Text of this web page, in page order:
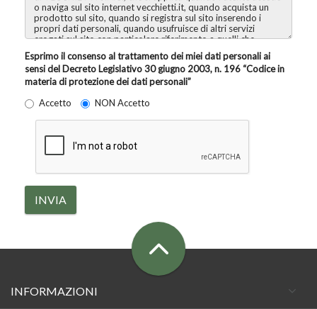
Esprimo il consenso al trattamento dei miei dati personali ai
sensi del Decreto Legislativo 30 giugno 2003, n. 196 “Codice in
materia di protezione dei dati personali”
Accetto
NON Accetto
INVIA
INFORMAZIONI